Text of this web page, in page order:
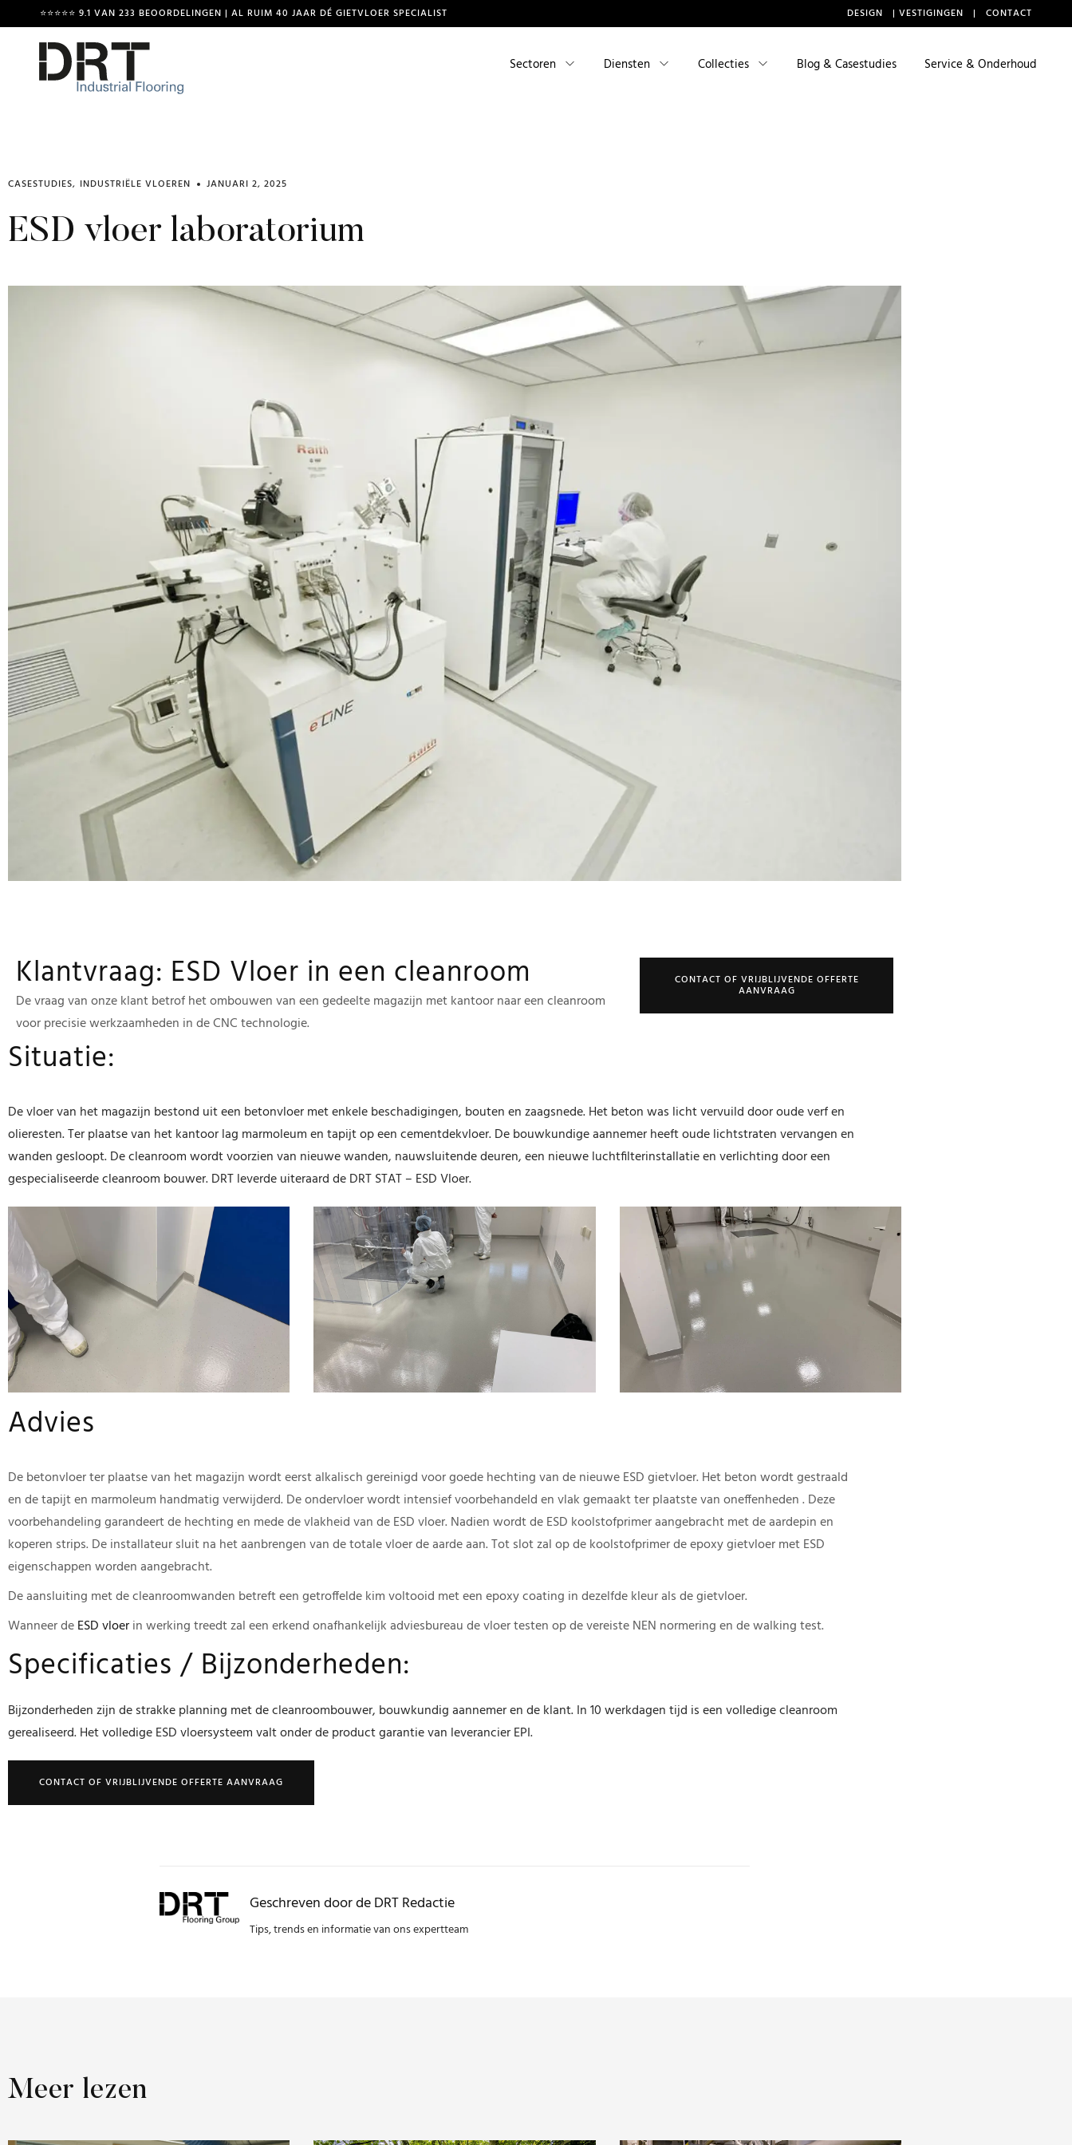
⭐⭐⭐⭐⭐ 9.1 VAN 233 BEOORDELINGEN | AL RUIM 40 JAAR DÉ GIETVLOER SPECIALIST DESIGN | VESTIGINGEN | CONTACT
Sectoren Diensten Collecties Blog & Casestudies Service & Onderhoud
CASESTUDIES, INDUSTRIËLE VLOEREN JANUARI 2, 2025
ESD vloer laboratorium
Klantvraag: ESD Vloer in een cleanroom
De vraag van onze klant betrof het ombouwen van een gedeelte magazijn met kantoor naar een cleanroom
voor precisie werkzaamheden in de CNC technologie.
CONTACT OF VRIJBLIJVENDE OFFERTE
AANVRAAG
Situatie:
De vloer van het magazijn bestond uit een betonvloer met enkele beschadigingen, bouten en zaagsnede. Het beton was licht vervuild door oude verf en
olieresten. Ter plaatse van het kantoor lag marmoleum en tapijt op een cementdekvloer. De bouwkundige aannemer heeft oude lichtstraten vervangen en
wanden gesloopt. De cleanroom wordt voorzien van nieuwe wanden, nauwsluitende deuren, een nieuwe luchtfilterinstallatie en verlichting door een
gespecialiseerde cleanroom bouwer. DRT leverde uiteraard de DRT STAT – ESD Vloer.
Advies
De betonvloer ter plaatse van het magazijn wordt eerst alkalisch gereinigd voor goede hechting van de nieuwe ESD gietvloer. Het beton wordt gestraald
en de tapijt en marmoleum handmatig verwijderd. De ondervloer wordt intensief voorbehandeld en vlak gemaakt ter plaatste van oneffenheden . Deze
voorbehandeling garandeert de hechting en mede de vlakheid van de ESD vloer. Nadien wordt de ESD koolstofprimer aangebracht met de aardepin en
koperen strips. De installateur sluit na het aanbrengen van de totale vloer de aarde aan. Tot slot zal op de koolstofprimer de epoxy gietvloer met ESD
eigenschappen worden aangebracht.
De aansluiting met de cleanroomwanden betreft een getroffelde kim voltooid met een epoxy coating in dezelfde kleur als de gietvloer.
Wanneer deESD vloerin werking treedt zal een erkend onafhankelijk adviesbureau de vloer testen op de vereiste NEN normering en de walking test.
Specificaties / Bijzonderheden:
Bijzonderheden zijn de strakke planning met de cleanroombouwer, bouwkundig aannemer en de klant. In 10 werkdagen tijd is een volledige cleanroom
gerealiseerd. Het volledige ESD vloersysteem valt onder de product garantie van leverancier EPI.
CONTACT OF VRIJBLIJVENDE OFFERTE AANVRAAG
Geschreven door de DRT Redactie
Tips, trends en informatie van ons expertteam
Meer lezen